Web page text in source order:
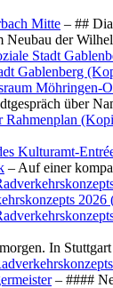
Mitte – ##
Neubau der
Stadt
Gablenberg
Möhringen-
über
Rahmenplan
Kulturamt-
– Auf einer
2026
In
– ####